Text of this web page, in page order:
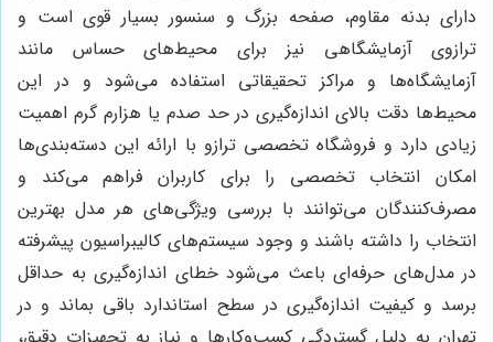
دارای بدنه مقاوم، صفحه بزرگ و سنسور بسیار قوی است و
ترازوی آزمایشگاهی نیز برای محیط‌های حساس مانند
آزمایشگاه‌ها و مراکز تحقیقاتی استفاده می‌شود و در این
محیط‌ها دقت بالای اندازه‌گیری در حد صدم یا هزارم گرم اهمیت
زیادی دارد و فروشگاه تخصصی ترازو با ارائه این دسته‌بندی‌ها
امکان انتخاب تخصصی را برای کاربران فراهم می‌کند و
مصرف‌کنندگان می‌توانند با بررسی ویژگی‌های هر مدل بهترین
انتخاب را داشته باشند و وجود سیستم‌های کالیبراسیون پیشرفته
در مدل‌های حرفه‌ای باعث می‌شود خطای اندازه‌گیری به حداقل
برسد و کیفیت اندازه‌گیری در سطح استاندارد باقی بماند و در